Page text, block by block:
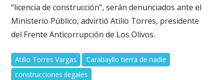
“licencia de construcción”, serán denunciados ante el
Ministerio Público, advirtió Atilio Torres, presidente
del Frente Anticorrupción de Los Olivos.
Atilio Torres Vargas
Carabayllo tierra de nadie
construcciones ilegales